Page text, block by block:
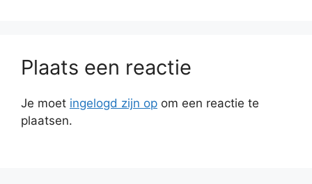
Plaats een reactie
Je moet ingelogd zijn op om een reactie te
plaatsen.